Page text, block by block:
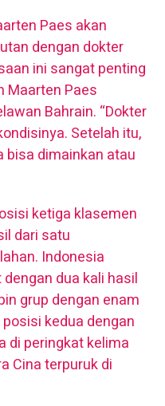
Paes akan
dengan dokter
ini sangat penting
Maarten Paes
Bahrain. “Dokter
Setelah itu,
bisa dimainkan atau
ketiga klasemen
dari satu
Indonesia
dua kali hasil
grup dengan enam
kedua dengan
di peringkat kelima
Cina terpuruk di